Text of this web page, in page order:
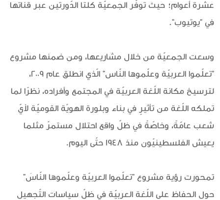
عشرة أعوام؛ حيث توفّر الجمعيّة كلتا الدّورتين عبر قناتها
في "يوتيوب".
وسعت الجمعيّة من خلال مشاريعها، ومن ضمنها مشروع
"تعلّموا العربيّة وعلّموها النّاس" الّذي انطلق عام 2009،
لترسيخ مكانة اللّغة العربيّة في المجتمع وأفراده، نظرًا لما
تملكه اللّغة من تأثيرٍ في بناء وبلورة الهويّة القوميّة لأيّ
شعب عامّةً، وخاصّةً في ظلّ واقع احتلال مستمرّ مثلما
يعيش الفلسطينيّون منذ 1948 حتّى اليوم.
تمحورت رؤية مشروع "تعلّموا العربيّة وعلّموها النّاسَ"
حول الحفاظ على اللّغة العربيّة في ظلّ سياسات التّجهيل